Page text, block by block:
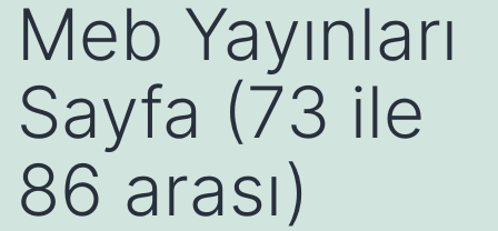
Meb Yayınları
Sayfa (73 ile
86 arası)